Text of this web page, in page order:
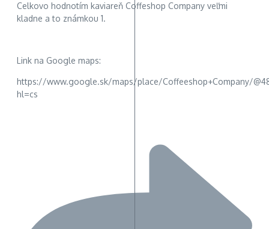
Celkovo hodnotím kaviareň Coffeshop Company veľmi
kladne a to známkou 1.
Link na Google maps:
https://www.google.sk/maps/place/Coffeeshop+Company/
hl=cs